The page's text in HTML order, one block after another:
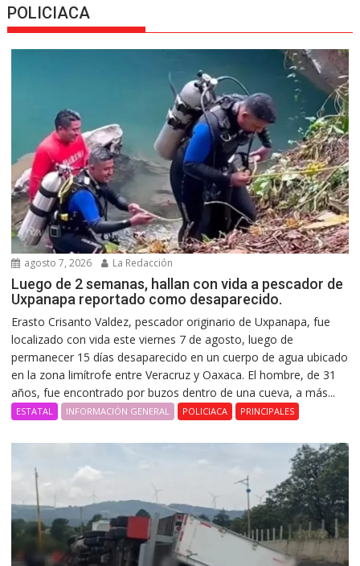
POLICIACA
agosto 7, 2026 La Redacción
Luego de 2 semanas, hallan con vida a pescador de
Uxpanapa reportado como desaparecido.
Erasto Crisanto Valdez, pescador originario de Uxpanapa, fue
localizado con vida este viernes 7 de agosto, luego de
permanecer 15 días desaparecido en un cuerpo de agua ubicado
en la zona limítrofe entre Veracruz y Oaxaca. El hombre, de 31
años, fue encontrado por buzos dentro de una cueva, a más...
ESTATAL INFORMACIÓN GENERAL POLICIACA PRINCIPALES